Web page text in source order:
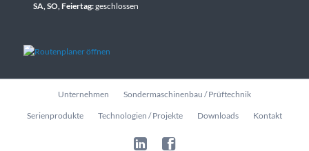
SA, SO, Feiertag:geschlossen
Navigation
Unternehmen Sondermaschinenbau / Prüftechnik
Serienprodukte Technologien / Projekte Downloads Kontakt